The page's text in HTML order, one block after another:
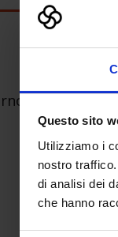
Questo sito
Utilizziamo i
nostro
di analisi dei
che hanno